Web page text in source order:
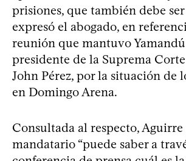
prisiones, que también debe ser
expresó el abogado, en
reunión que mantuvo
presidente de la Suprema
John Pérez, por la situación de
en Domingo Arena.
Consultada al respecto,
mandatario “puede saber a